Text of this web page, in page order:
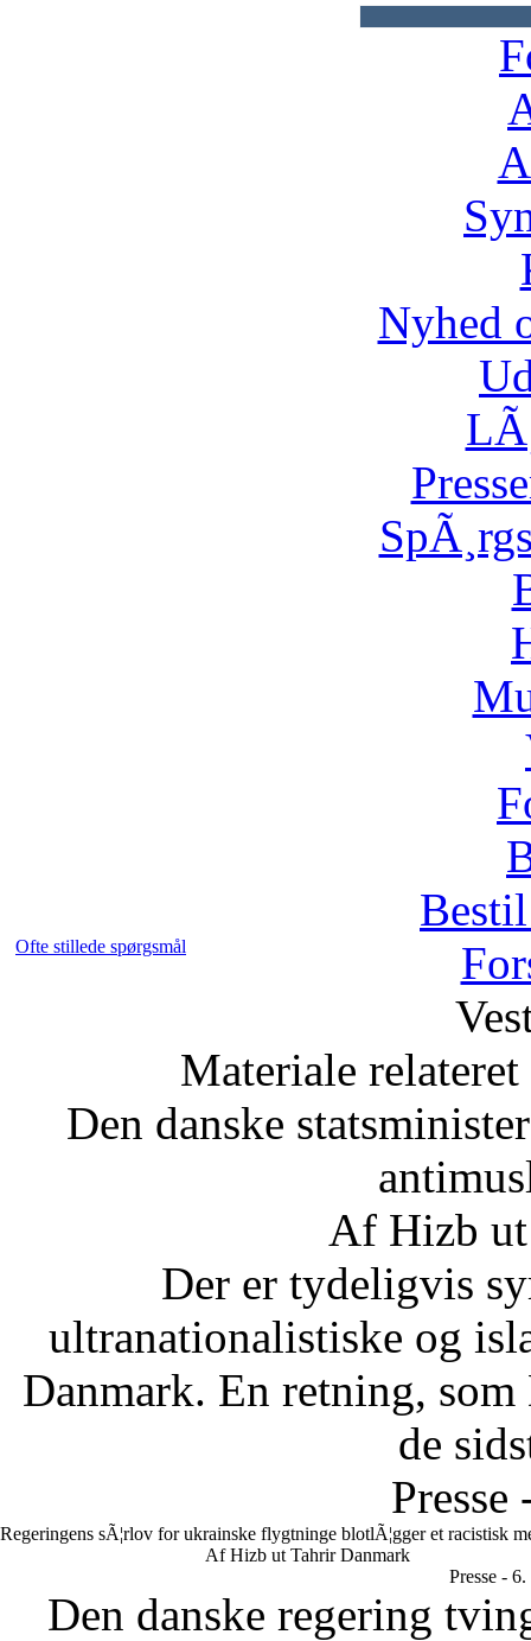
Nyhed
Ofte stillede spørgsmål
Materiale
Den danske
Af Hizb
Der er tydeligvis
ultranationalistiske og
Danmark. En retning,
de
Regeringens sÃ¦rlov for ukrainske flygtninge blotlÃ¦gger et racistisk
Af Hizb ut Tahrir Danmark
Presse -
Den danske regering